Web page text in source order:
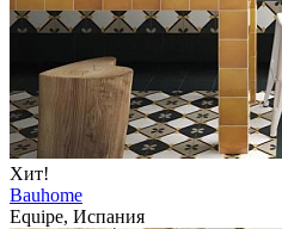
Хит!
Bauhome
Equipe, Испания